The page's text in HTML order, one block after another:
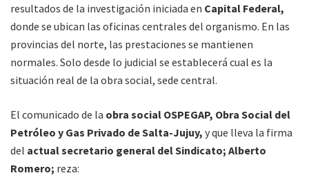
resultados de la investigación iniciada en Capital Federal,
donde se ubican las oficinas centrales del organismo. En las
provincias del norte, las prestaciones se mantienen
normales. Solo desde lo judicial se establecerá cual es la
situación real de la obra social, sede central.
El comunicado de la obra social OSPEGAP, Obra Social del
Petróleo y Gas Privado de Salta-Jujuy, y que lleva la firma
del actual secretario general del Sindicato; Alberto
Romero; reza: